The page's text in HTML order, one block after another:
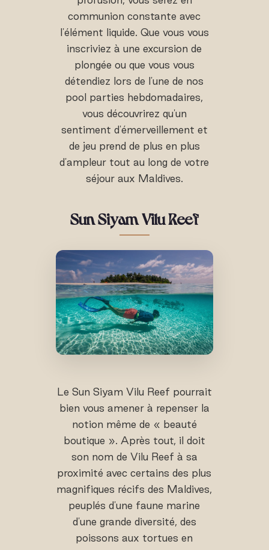
communion constante avec
l'élément liquide. Que vous vous
inscriviez à une excursion de
plongée ou que vous vous
détendiez lors de l'une de nos
pool parties hebdomadaires,
vous découvrirez qu'un
sentiment d'émerveillement et
de jeu prend de plus en plus
d'ampleur tout au long de votre
séjour aux Maldives.
Sun Siyam Vilu Reef
Le Sun Siyam Vilu Reef pourrait
bien vous amener à repenser la
notion même de « beauté
boutique ». Après tout, il doit
son nom de Vilu Reef à sa
proximité avec certains des plus
magnifiques récifs des Maldives,
peuplés d'une faune marine
d'une grande diversité, des
poissons aux tortues en